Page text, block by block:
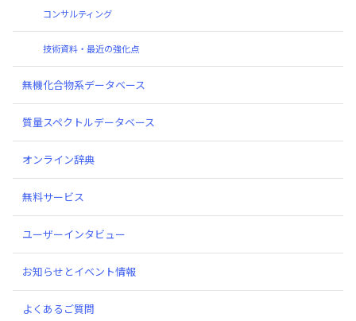
コンサルティング
技術資料・最近の強化点
無機化合物系データベース
質量スペクトルデータベース
オンライン辞典
無料サービス
ユーザーインタビュー
お知らせとイベント情報
よくあるご質問